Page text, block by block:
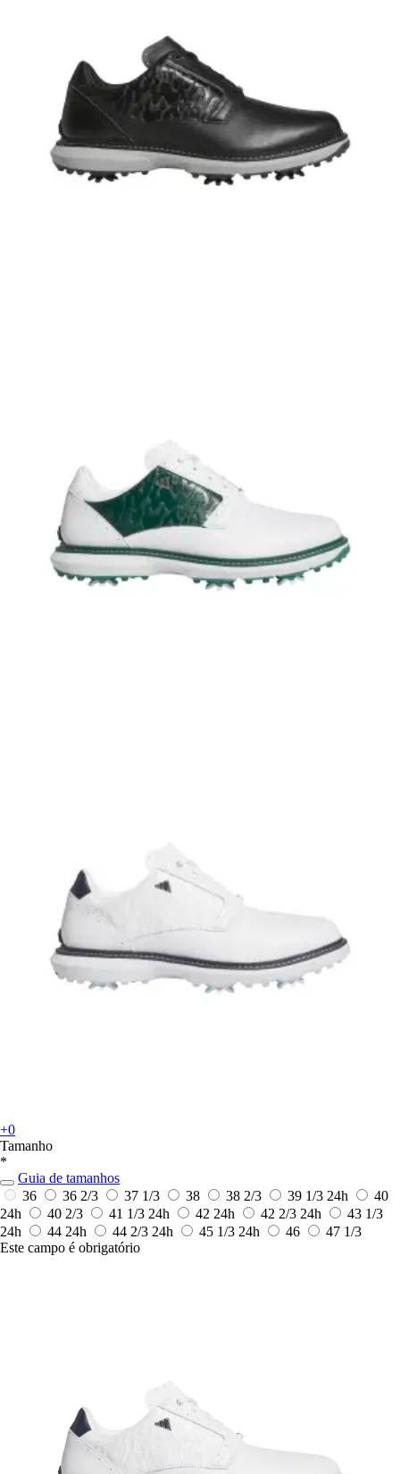
+0
Tamanho
*
Guia de tamanhos
36
36 2/3 37 1/3 38 38 2/3 39 1/3 24h
40
24h
40 2/3 41 1/3 24h 42 24h 42 2/3 24h
43 1/3
24h
44 24h 44 2/3 24h 45 1/3 24h 46
47 1/3
Este campo é obrigatório